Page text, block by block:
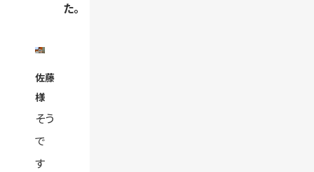
た。
佐藤
様
そう
で
す